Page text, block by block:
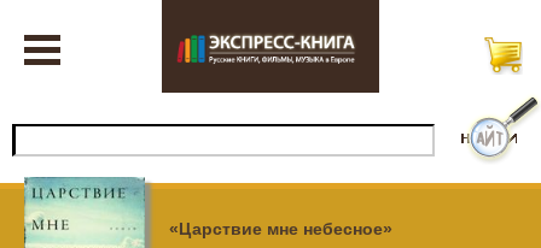
«Царствие мне небесное»